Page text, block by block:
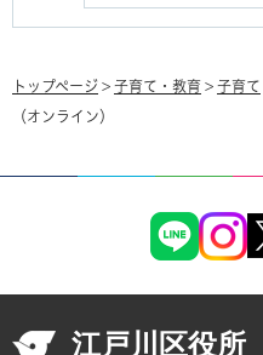
トップページ > 子育て・教育 > 子育て
（オンライン）
江戸川区役所